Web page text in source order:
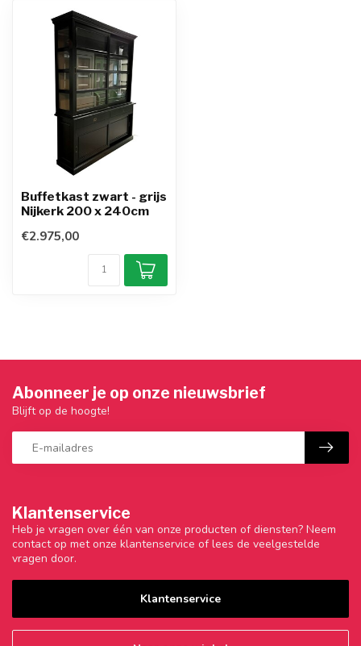
Buffetkast zwart - grijs
Nijkerk 200 x 240cm
€2.975,00
Klantenservice
Heb je vragen over één van onze producten of diensten? Neem
contact op met onze klantenservice of lees de veelgestelde
vragen door.
Klantenservice
Abonneer je op onze nieuwsbrief
Blijft op de hoogte!